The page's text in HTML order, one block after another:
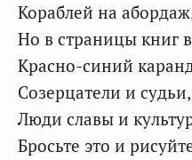
Кораблей на
Но в страницы книг
Красно-синий
Созерцатели и судьи,
Люди славы и
Бросьте это и